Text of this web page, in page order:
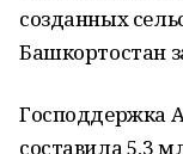
созданных
Башкортостан
Господдержка
составила 5,3